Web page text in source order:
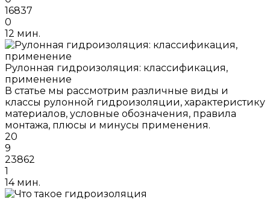
16837
0
12 мин.
Рулонная гидроизоляция: классификация,
применение
В статье мы рассмотрим различные виды и
классы рулонной гидроизоляции, характеристику
материалов, условные обозначения, правила
монтажа, плюсы и минусы применения.
20
9
23862
1
14 мин.